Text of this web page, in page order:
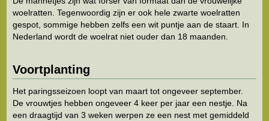
woelratten. Tegenwoordig zijn er ook hele zwarte woelratten
gespot, sommige hebben zelfs een wit puntje aan de staart. In
Nederland wordt de woelrat niet ouder dan 18 maanden.
Voortplanting
Het paringsseizoen loopt van maart tot ongeveer september.
De vrouwtjes hebben ongeveer 4 keer per jaar een nestje. Na
een draagtijd van 3 weken werpen ze een nest met gemiddeld